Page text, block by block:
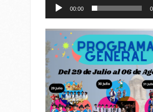
00:00